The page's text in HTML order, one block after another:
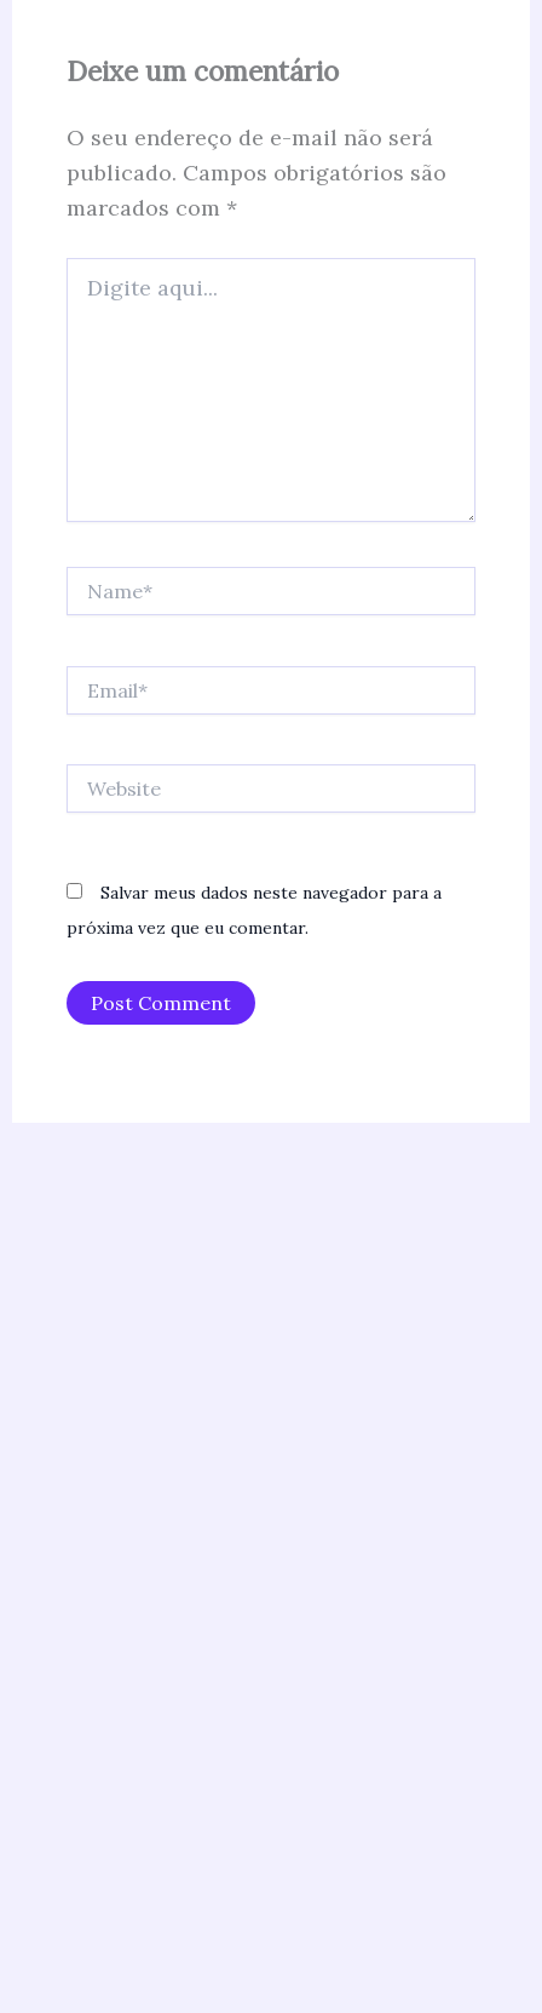
Deixe um comentário
O seu endereço de e-mail não será
publicado. Campos obrigatórios são
marcados com *
aqui...
Salvar meus dados neste navegador para a
próxima vez que eu comentar.